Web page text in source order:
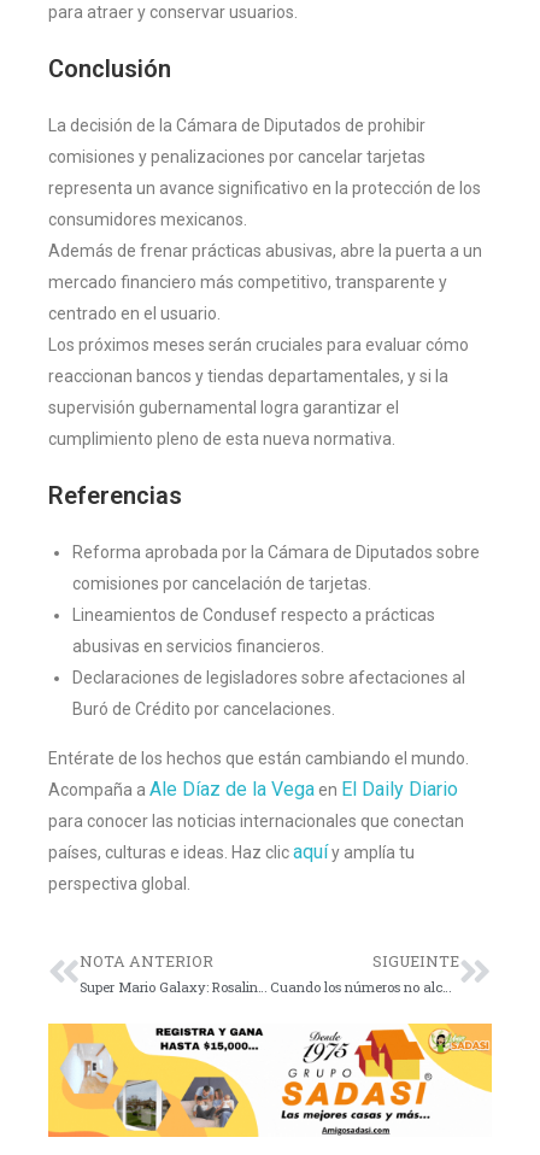
para atraer y conservar usuarios.
Conclusión
La decisión de la Cámara de Diputados de prohibir
comisiones y penalizaciones por cancelar tarjetas
representa un avance significativo en la protección de los
consumidores mexicanos.
Además de frenar prácticas abusivas, abre la puerta a un
mercado financiero más competitivo, transparente y
centrado en el usuario.
Los próximos meses serán cruciales para evaluar cómo
reaccionan bancos y tiendas departamentales, y si la
supervisión gubernamental logra garantizar el
cumplimiento pleno de esta nueva normativa.
Referencias
Reforma aprobada por la Cámara de Diputados sobre
comisiones por cancelación de tarjetas.
Lineamientos de Condusef respecto a prácticas
abusivas en servicios financieros.
Declaraciones de legisladores sobre afectaciones al
Buró de Crédito por cancelaciones.
Entérate de los hechos que están cambiando el mundo.
Acompaña a Ale Díaz de la Vegaen El Daily Diario
para conocer las noticias internacionales que conectan
países, culturas e ideas. Haz clicaquíy amplía tu
perspectiva global.
NOTA ANTERIOR SIGUEINTE
Cuando los números no alcanzan, siempre hay quien los “interprete” con cariño.En el país real, la violencia sigue ahí; en el país de Claudia… simplemente cambia de columna.